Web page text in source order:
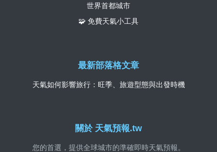
關於 天氣預報.tw
您的首選，提供全球城市的準確即時天氣預報。
世界首都城市
🧩 免費天氣小工具
最新部落格文章
天氣如何影響旅行：旺季、旅遊型態與出發時機